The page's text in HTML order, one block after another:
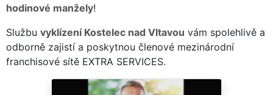
hodinové manžely!
Službu vyklízení Kostelec nad Vltavou vám spolehlivě a
odborně zajistí a poskytnou členové mezinárodní
franchisové sítě EXTRA SERVICES.